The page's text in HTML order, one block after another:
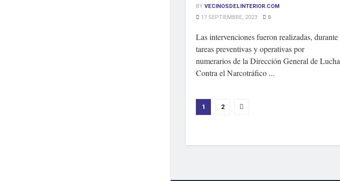
BYVECINOSDELINTERIOR.COM
17 SEPTIEMBRE, 2023
0
Las intervenciones fueron realizadas, durante
tareas preventivas y operativas por
numerarios de la Dirección General de Lucha
Contra el Narcotráfico ...
1 2